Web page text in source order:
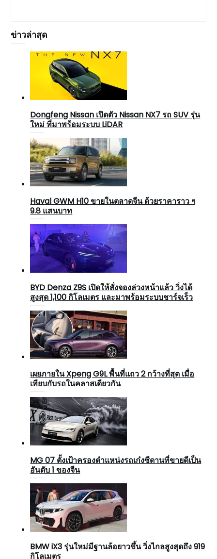
ข่าวล่าสุด
Dongfeng Nissan เปิดตัว Nissan NX7 รถ SUV รุ่น
ใหม่ ที่มาพร้อมระบบ LiDAR
Haval GWM H10 ขายในตลาดจีน ด้วยราคาราว ๆ
9.8 แสนบาท
BYD Denza Z9S เปิดให้สั่งจองล่วงหน้าแล้ว วิ่งได้
สูงสุด 1,100 กิโลเมตร และมาพร้อมระบบชาร์จเร็ว
เผยภายใน Xpeng G9L พื้นที่แถว 2 กว้างที่สุด เมื่อ
เทียบกับรถในคลาสเดียวกัน
MG 07 ตั้งเป้าครองตำแหน่งรถเก๋งซีดานที่ขายดีเป็น
อันดับ 1 ของจีน
BMW iX3 รุ่นใหม่มีฐานล้อยาวขึ้น วิ่งไกลสูงสุดถึง 919
กิโลเมตร